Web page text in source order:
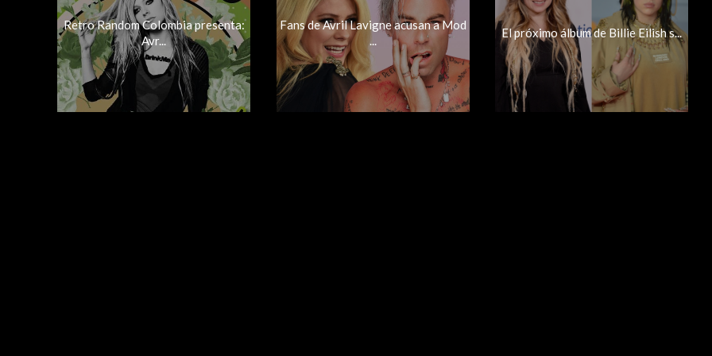
Retro Random Colombia presenta:
Avr...
Fans de Avril Lavigne acusan a Mod
...
El próximo álbum de Billie Eilish s...